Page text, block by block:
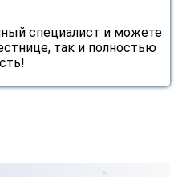
специалист и можете
так и полностью